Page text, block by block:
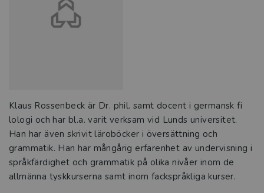
Klaus Rossenbeck är Dr. phil. samt docent i germansk fi
lologi och har bl.a. varit verksam vid Lunds universitet.
Han har även skrivit läroböcker i översättning och
grammatik. Han har mångårig erfarenhet av undervisning i
språkfärdighet och grammatik på olika nivåer inom de
allmänna tyskkurserna samt inom fackspråkliga kurser.